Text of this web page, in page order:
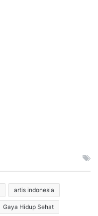
artis indonesia
Gaya Hidup Sehat